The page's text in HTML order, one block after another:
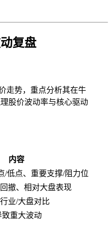
复盘
走势，重点分析其在牛
股价波动率与核心驱动
内容
/低点、重要支撑/阻力位
撤、相对大盘表现
业/大盘对比
重大波动